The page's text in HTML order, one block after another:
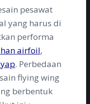
pesawat
yang harus di
performa
airfoil,
. Perbedaan
flying wing
berbentuk